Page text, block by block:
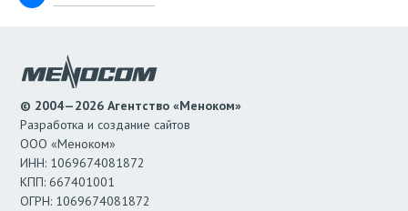
© 2004—2026 Агентство «Меноком»
Разработка и создание сайтов
ООО «Меноком»
ИНН: 1069674081872
КПП: 667401001
ОГРН: 1069674081872